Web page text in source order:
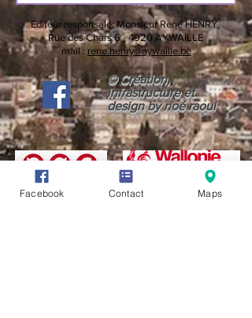
Editeur responsale:Monsieur René HENRY,
Rue des Chars 6 -4920 AYWAILLE
mail : rene.henry@aywaille.be
© Création,
infrastructure et
design by noé raoul
Facebook Contact Maps